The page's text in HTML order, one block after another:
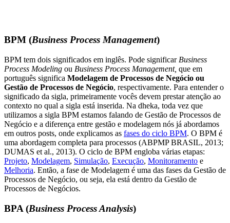
BPM (Business Process Management)
BPM tem dois significados em inglês. Pode significar Business
Process Modeling ou Business Process Management, que em
português significa Modelagem de Processos de Negócio ou
Gestão de Processos de Negócio, respectivamente. Para entender o
significado da sigla, primeiramente vocês devem prestar atenção ao
contexto no qual a sigla está inserida. Na dheka, toda vez que
utilizamos a sigla BPM estamos falando de Gestão de Processos de
Negócio e a diferença entre gestão e modelagem nós já abordamos
em outros posts, onde explicamos as fases do ciclo BPM. O BPM é
uma abordagem completa para processos (ABPMP BRASIL, 2013;
DUMAS et al., 2013). O ciclo de BPM engloba várias etapas:
Projeto, Modelagem, Simulação, Execução, Monitoramento e
Melhoria. Então, a fase de Modelagem é uma das fases da Gestão de
Processos de Negócio, ou seja, ela está dentro da Gestão de
Processos de Negócios.
BPA (Business Process Analysis)